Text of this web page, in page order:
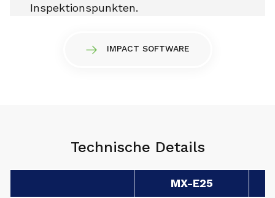
Inspektionspunkten.
IMPACT SOFTWARE
Technische Details
MX-E25